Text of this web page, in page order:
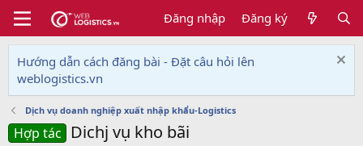
Đăng nhập Đăng ký
Hướng dẫn cách đăng bài - Đặt câu hỏi lên
weblogistics.vn
Dịch vụ doanh nghiệp xuất nhập khẩu-Logistics
Hợp tác Dichj vụ kho bãi